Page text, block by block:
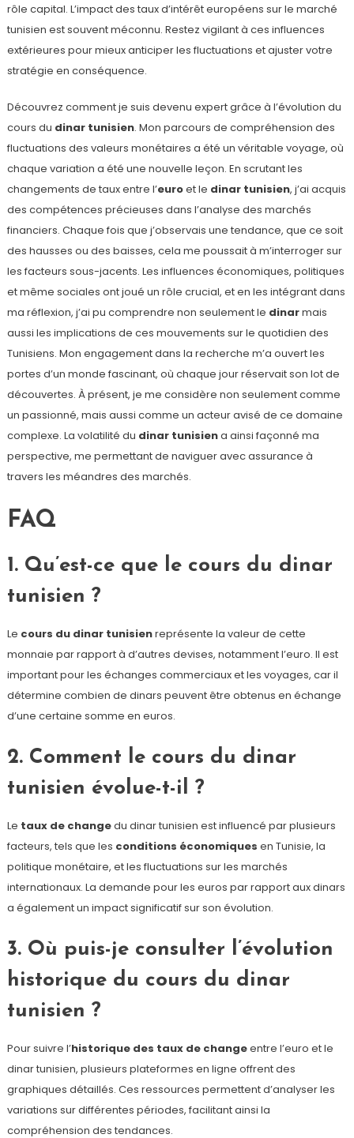
rôle capital. L’impact des taux d’intérêt européens sur le marché
tunisien est souvent méconnu. Restez vigilant à ces influences
extérieures pour mieux anticiper les fluctuations et ajuster votre
stratégie en conséquence.
Découvrez comment je suis devenu expert grâce à l’évolution du
cours du dinar tunisien. Mon parcours de compréhension des
fluctuations des valeurs monétaires a été un véritable voyage, où
chaque variation a été une nouvelle leçon. En scrutant les
changements de taux entre l’euroet le dinar tunisien, j’ai acquis
des compétences précieuses dans l’analyse des marchés
financiers. Chaque fois que j’observais une tendance, que ce soit
des hausses ou des baisses, cela me poussait à m’interroger sur
les facteurs sous-jacents. Les influences économiques, politiques
et même sociales ont joué un rôle crucial, et en les intégrant dans
ma réflexion, j’ai pu comprendre non seulement le dinarmais
aussi les implications de ces mouvements sur le quotidien des
Tunisiens. Mon engagement dans la recherche m’a ouvert les
portes d’un monde fascinant, où chaque jour réservait son lot de
découvertes. À présent, je me considère non seulement comme
un passionné, mais aussi comme un acteur avisé de ce domaine
complexe. La volatilité du dinar tunisiena ainsi façonné ma
perspective, me permettant de naviguer avec assurance à
travers les méandres des marchés.
FAQ
1. Qu’est-ce que le cours du dinar
tunisien ?
Le cours du dinar tunisienreprésente la valeur de cette
monnaie par rapport à d’autres devises, notamment l’euro. Il est
important pour les échanges commerciaux et les voyages, car il
détermine combien de dinars peuvent être obtenus en échange
d’une certaine somme en euros.
2. Comment le cours du dinar
tunisien évolue-t-il ?
Le taux de changedu dinar tunisien est influencé par plusieurs
facteurs, tels que les conditions économiques en Tunisie, la
politique monétaire, et les fluctuations sur les marchés
internationaux. La demande pour les euros par rapport aux dinars
a également un impact significatif sur son évolution.
3. Où puis-je consulter l’évolution
historique du cours du dinar
tunisien ?
Pour suivre l’historique des taux de changeentre l’euro et le
dinar tunisien, plusieurs plateformes en ligne offrent des
graphiques détaillés. Ces ressources permettent d’analyser les
variations sur différentes périodes, facilitant ainsi la
compréhension des tendances.